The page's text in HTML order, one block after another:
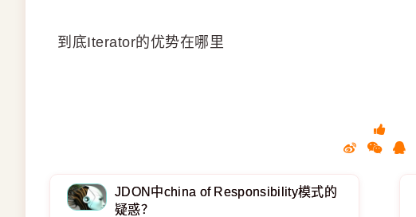
到底Iterator的优势在哪里
JDON中china of Responsibility模式的
疑惑？